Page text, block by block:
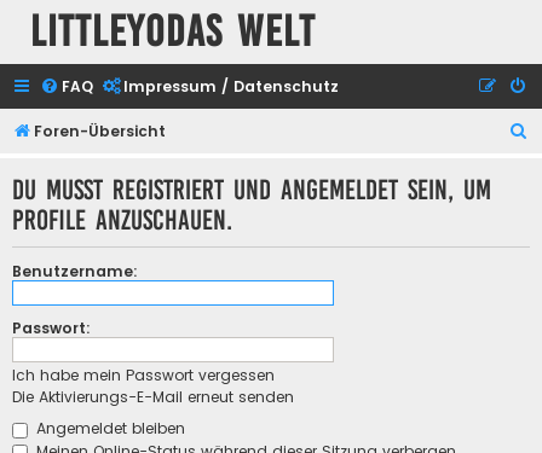
Littleyodas Welt
FAQ Impressum / Datenschutz
Foren-Übersicht
Du musst registriert und angemeldet sein, um
Profile anzuschauen.
Benutzername:
Passwort:
Ich habe mein Passwort vergessen
Die Aktivierungs-E-Mail erneut senden
Angemeldet bleiben